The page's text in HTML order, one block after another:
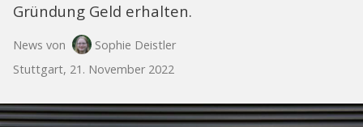
Gründung Geld erhalten.
News von
Sophie Deistler
Stuttgart, 21. November 2022